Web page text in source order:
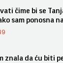
čime bi se
sam ponosna
znala da ću biti